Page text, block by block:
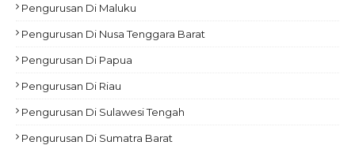
Pengurusan Di Maluku
Pengurusan Di Nusa Tenggara Barat
Pengurusan Di Papua
Pengurusan Di Riau
Pengurusan Di Sulawesi Tengah
Pengurusan Di Sumatra Barat